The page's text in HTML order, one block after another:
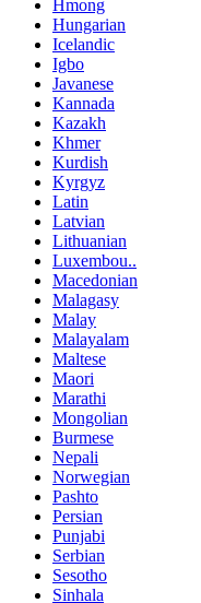
Hmong
Hungarian
Icelandic
Igbo
Javanese
Kannada
Kazakh
Khmer
Kurdish
Kyrgyz
Latin
Latvian
Lithuanian
Luxembou..
Macedonian
Malagasy
Malay
Malayalam
Maltese
Maori
Marathi
Mongolian
Burmese
Nepali
Norwegian
Pashto
Persian
Punjabi
Serbian
Sesotho
Sinhala